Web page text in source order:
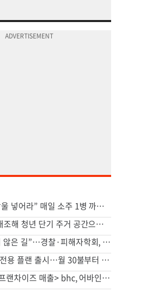
“술에 이것 한방울 넣어라” 매일 소주 1병 까는 91세의 철칙
與 황희 “버스 개조해 청년 단기 주거 공간으로…1만 세대면 5000억원 수준”
“한 번도 가보지 않은 길”…경찰·피해자학회, 피해자 위해 머리 맞댔다
T-모빌, 대학생 전용 플랜 출시…월 30불부터 시작
한국 1위<치킨 프랜차이즈 매출> bhc, 어바인 상륙